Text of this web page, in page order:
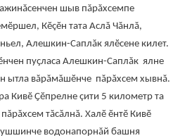
шыв пăрăхсемпе
Кӗçӗн тата Аслă Чăнлă,
Алешкин-Саплăк ялӗсене килет.
пуҫласа Алешкин-Саплăк ялне
ытла вăрăмăшӗнче пăрăхсем хывнă.
Кивӗ Ҫӗпрелне çити 5 километр та
тăсăлнă. Халӗ ӗнтӗ Кивӗ
водонапорнăй башня